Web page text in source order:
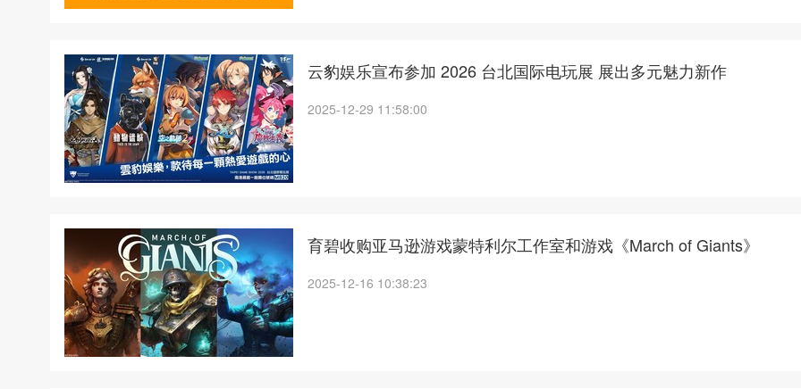
云豹娱乐宣布参加 2026 台北国际电玩展 展出多元魅力新作
2025-12-29 11:58:00
育碧收购亚马逊游戏蒙特利尔工作室和游戏《March of Giants》
2025-12-16 10:38:23